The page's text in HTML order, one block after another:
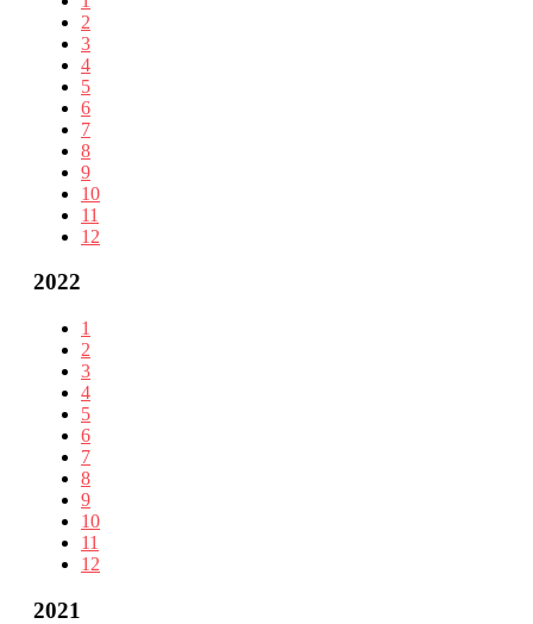
2
3
4
5
6
7
8
9
10
11
12
2022
1
2
3
4
5
6
7
8
9
10
11
12
2021